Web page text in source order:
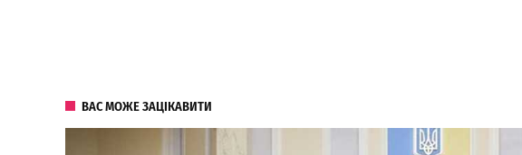
ВАС МОЖЕ ЗАЦІКАВИТИ